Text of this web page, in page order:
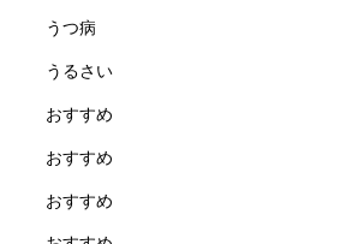
うつ病
うるさい
おすすめ
おすすめ
おすすめ